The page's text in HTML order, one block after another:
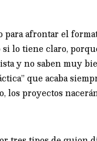
para afrontar el
lo tiene claro,
y no saben muy
que acaba
los proyectos